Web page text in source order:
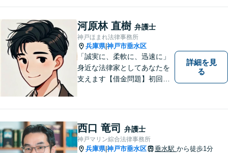
河原林 直樹 弁護士
神戸ほまれ法律事務所
兵庫県|神戸市垂水区
「誠実に、柔軟に、迅速に」
身近な法律家としてあなたを
支えます【借金問題】初回相
続問題】生前対策から相続発
生後の手続き・トラブル対応
までワンストップで対応【オ
ンライン面談OK】
詳細を見
る
西口 竜司 弁護士
神戸マリン綜合法律事務所
兵庫県|神戸市垂水区 垂水駅 から徒歩1分